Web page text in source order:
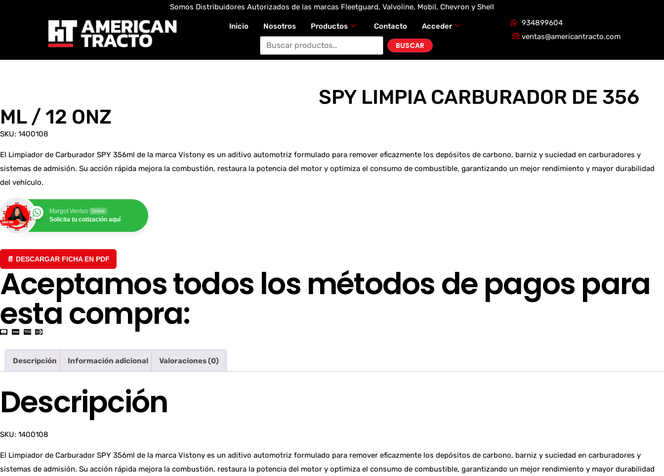
Somos Distribuidores Autorizados de las marcas Fleetguard, Valvoline, Mobil, Chevron y Shell
Inicio Nosotros Productos Contacto Acceder
BUSCAR
934899604
ventas@americantracto.com
SPY LIMPIA CARBURADOR DE 356
ML / 12 ONZ
SKU: 1400108
El Limpiador de Carburador SPY 356ml de la marca Vistony es un aditivo automotriz formulado para remover eficazmente los depósitos de carbono, barniz y suciedad en carburadores y
sistemas de admisión. Su acción rápida mejora la combustión, restaura la potencia del motor y optimiza el consumo de combustible, garantizando un mejor rendimiento y mayor durabilidad
del vehículo.
Margot Ventas Online
Solicita tu cotización aquí
📄 DESCARGAR FICHA EN PDF
Aceptamos todos los métodos de pagos para
esta compra:
Descripción Información adicional Valoraciones (0)
Descripción
SKU: 1400108
El Limpiador de Carburador SPY 356ml de la marca Vistony es un aditivo automotriz formulado para remover eficazmente los depósitos de carbono, barniz y suciedad en carburadores y
sistemas de admisión. Su acción rápida mejora la combustión, restaura la potencia del motor y optimiza el consumo de combustible, garantizando un mejor rendimiento y mayor durabilidad